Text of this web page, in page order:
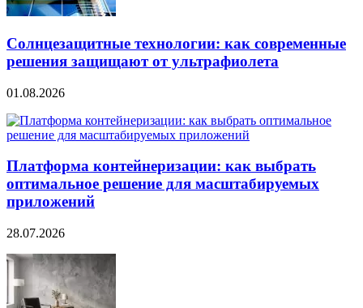
Солнцезащитные технологии: как современные
решения защищают от ультрафиолета
01.08.2026
Платформа контейнеризации: как выбрать
оптимальное решение для масштабируемых
приложений
28.07.2026